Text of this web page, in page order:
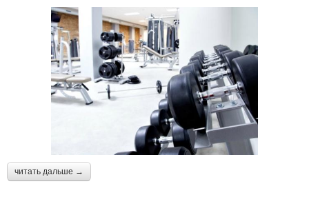
читать дальше →